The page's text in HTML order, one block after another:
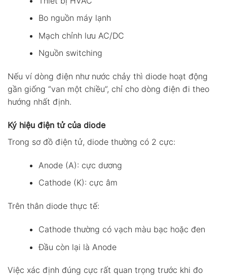
Bo nguồn máy lạnh
Mạch chỉnh lưu AC/DC
Nguồn switching
Nếu ví dòng điện như nước chảy thì diode hoạt động
gần giống “van một chiều”, chỉ cho dòng điện đi theo
hướng nhất định.
Ký hiệu điện tử của diode
Trong sơ đồ điện tử, diode thường có 2 cực:
Anode (A): cực dương
Cathode (K): cực âm
Trên thân diode thực tế:
Cathode thường có vạch màu bạc hoặc đen
Đầu còn lại là Anode
Việc xác định đúng cực rất quan trọng trước khi đo